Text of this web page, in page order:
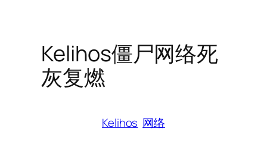
Kelihos僵尸网络死
灰复燃
Kelihos 网络